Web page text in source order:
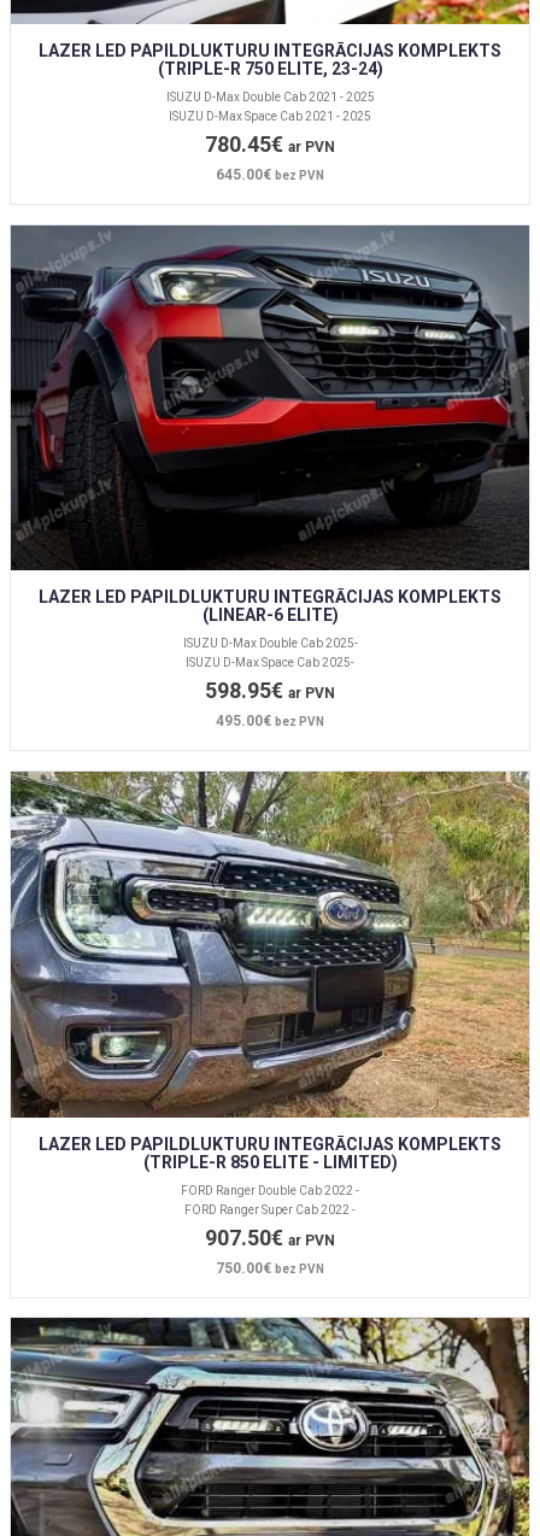
LAZER LED PAPILDLUKTURU INTEGRĀCIJAS KOMPLEKTS
(TRIPLE-R 750 ELITE, 23-24)
ISUZU D-Max Double Cab 2021 - 2025
ISUZU D-Max Space Cab 2021 - 2025
780.45€ ar PVN
645.00€ bez PVN
LAZER LED PAPILDLUKTURU INTEGRĀCIJAS KOMPLEKTS
(LINEAR-6 ELITE)
ISUZU D-Max Double Cab 2025-
ISUZU D-Max Space Cab 2025-
598.95€ ar PVN
495.00€ bez PVN
LAZER LED PAPILDLUKTURU INTEGRĀCIJAS KOMPLEKTS
(TRIPLE-R 850 ELITE - LIMITED)
FORD Ranger Double Cab 2022 -
FORD Ranger Super Cab 2022 -
907.50€ ar PVN
750.00€ bez PVN